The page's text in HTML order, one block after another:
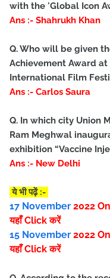
with the 'Global Icon
Ans :- Shahrukh Khan
Q. Who will be given
Achievement Award
International Film
Ans :- Carlos Saura
Q. In which city Union
Ram Meghwal
exhibition “Vaccine
Ans :- New Delhi
ये भी पढ़ें :-
17 November 2022
यहाँ Click करें
15 November 2022
यहाँ Click करें